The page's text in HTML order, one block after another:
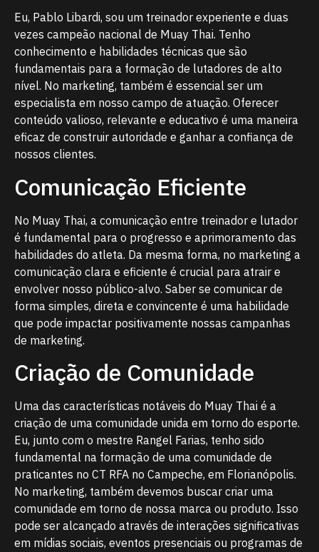
Eu, Pablo Libardi, sou um treinador experiente e duas
vezes campeão nacional de Muay Thai. Tenho
conhecimento e habilidades técnicas que são
fundamentais para a formação de lutadores de alto
nível. No marketing, também é essencial ser um
especialista em nosso campo de atuação. Oferecer
conteúdo valioso, relevante e educativo é uma maneira
eficaz de construir autoridade e ganhar a confiança de
nossos clientes.
Comunicação Eficiente
No Muay Thai, a comunicação entre treinador e lutador
é fundamental para o progresso e aprimoramento das
habilidades do atleta. Da mesma forma, no marketing a
comunicação clara e eficiente é crucial para atrair e
envolver nosso público-alvo. Saber se comunicar de
forma simples, direta e convincente é uma habilidade
que pode impactar positivamente nossas campanhas
de marketing.
Criação de Comunidade
Uma das características notáveis do Muay Thai é a
criação de uma comunidade unida em torno do esporte.
Eu, junto com o mestre Rangel Farias, tenho sido
fundamental na formação de uma comunidade de
praticantes no CT RFA no Campeche, em Florianópolis.
No marketing, também devemos buscar criar uma
comunidade em torno de nossa marca ou produto. Isso
pode ser alcançado através de interações significativas
em mídias sociais, eventos presenciais ou programas de